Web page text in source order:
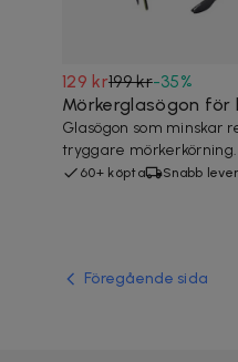
129 kr199 kr-35%
Mörkerglasögon för
Glasögon som minskar
tryggare mörkerkörning.
60+ köpta Snabb
Föregående sida